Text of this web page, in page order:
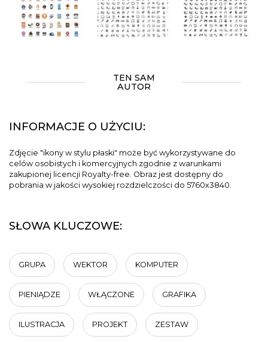
TEN SAM
AUTOR
INFORMACJE O UŻYCIU:
Zdjęcie "ikony w stylu płaski" może być wykorzystywane do
celów osobistych i komercyjnych zgodnie z warunkami
zakupionej licencji Royalty-free. Obraz jest dostępny do
pobrania w jakości wysokiej rozdzielczości do 5760x3840.
SŁOWA KLUCZOWE:
GRUPA WEKTOR KOMPUTER
PIENIĄDZE WŁĄCZONE GRAFIKA
ILUSTRACJA PROJEKT ZESTAW